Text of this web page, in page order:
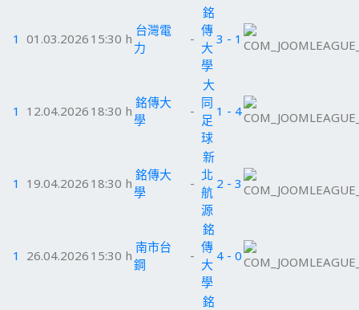
1 01.03.2026 15:30 h
台灣電
力
-
銘
傳
大
學
3 - 1
1 12.04.2026 18:30 h
銘傳大
學
-
大
同
足
球
1 - 4
1 19.04.2026 18:30 h
銘傳大
學
-
新
北
航
源
2 - 3
1 26.04.2026 15:30 h
南市台
鋼
-
銘
傳
大
學
4 - 0
銘